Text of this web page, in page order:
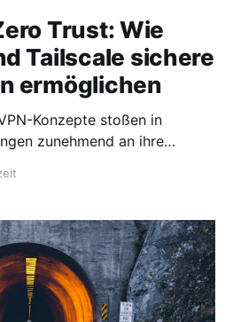
Trust: Wie
Tailscale sichere
ermöglichen
zunehmend an ihre
im Bereich Zugriffskontrolle
ist ihre
werden nach
meist pauschal in ein